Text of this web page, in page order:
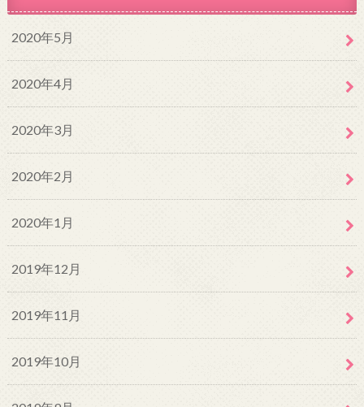
2020年5月
2020年4月
2020年3月
2020年2月
2020年1月
2019年12月
2019年11月
2019年10月